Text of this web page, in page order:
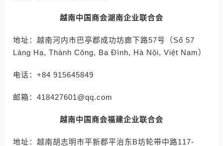
越南中国商会湖南企业联合会
地址：越南河内市巴亭郡成功坊廊下路57号（Số 57
Láng Hạ, Thành Công, Ba Đình, Hà Nội, Việt Nam）
电话：+84 915645849
邮箱：418427601@qq.com
越南中国商会福建企业联合会
地址：越南胡志明市平新郡平治东B坊轮带中路117-